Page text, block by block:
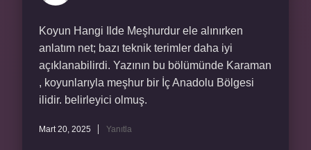
Koyun Hangi Ilde Meşhurdur ele alınırken
anlatım net; bazı teknik terimler daha iyi
açıklanabilirdi. Yazının bu bölümünde Karaman
, koyunlarıyla meşhur bir İç Anadolu Bölgesi
ilidir. belirleyici olmuş.
Mart 20, 2025 Yanıtla